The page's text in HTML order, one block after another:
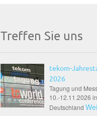
Treffen Sie uns
tekom-
2026
Tagung und
10.-12.11.2026
Deutschland